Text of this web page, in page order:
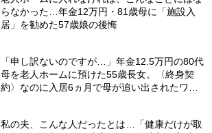
らなかった…年金12万円・81歳母に「施設入
居」を勧めた57歳娘の後悔
「申し訳ないのですが…」年金12.5万円の80代
母を老人ホームに預けた55歳長女。〈終身契
約〉なのに入居6ヵ月で母が追い出されたワ
私の夫、こんな人だったとは…「健康だけが取